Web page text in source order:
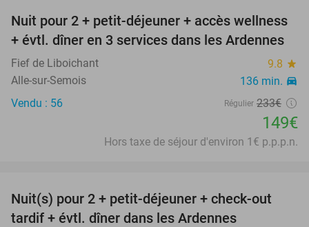
36%
Nuit pour 2 + petit-déjeuner + accès wellness
+ évtl. dîner en 3 services dans les Ardennes
Fief de Liboichant 9.8 star
Alle-sur-Semois 136 min. directions_car
Vendu : 56 Régulier 233€
149€
Hors taxe de séjour d'environ 1€ p.p.p.n.
33%
Nuit(s) pour 2 + petit-déjeuner + check-out
tardif + évtl. dîner dans les Ardennes